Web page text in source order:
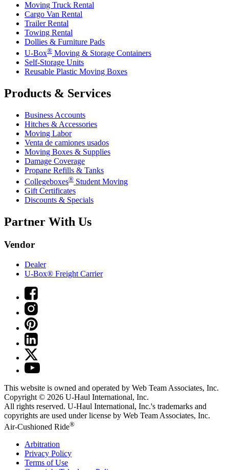
Moving Truck Rental
Cargo Van Rental
Trailer Rental
Towing Rental
Dollies & Furniture Pads
U-Box® Moving & Storage Containers
Self-Storage Units
Reusable Plastic Moving Boxes
Products & Services
Business Accounts
Hitches & Accessories
Moving Labor
Venta de camiones usados
Moving Boxes & Supplies
Damage Coverage
Propane Refills & Tanks
Collegeboxes® Student Moving
Gift Certificates
Discounts & Specials
Partner With Us
Vendor
Dealer
U-Box® Freight Carrier
This website is owned and operated by Web Team Associates, Inc.
Copyright © 2026 U-Haul International, Inc.
All rights reserved. U-Haul International, Inc.'s trademarks and
copyrights are used under license by Web Team Associates, Inc.
Air-Cushioned Ride®
Arbitration
Privacy Policy
Terms of Use